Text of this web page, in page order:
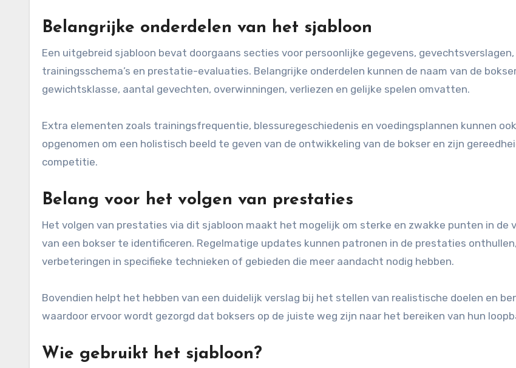
Belangrijke onderdelen van het sjabloon
Een uitgebreid sjabloon bevat doorgaans secties voor persoonlijke gegevens, gevechtsverslagen,
trainingsschema’s en prestatie-evaluaties. Belangrijke onderdelen kunnen de naam van de
gewichtsklasse, aantal gevechten, overwinningen, verliezen en gelijke spelen omvatten.
Extra elementen zoals trainingsfrequentie, blessuregeschiedenis en voedingsplannen kunnen
opgenomen om een holistisch beeld te geven van de ontwikkeling van de bokser en zijn
competitie.
Belang voor het volgen van prestaties
Het volgen van prestaties via dit sjabloon maakt het mogelijk om sterke en zwakke punten in de
van een bokser te identificeren. Regelmatige updates kunnen patronen in de prestaties
verbeteringen in specifieke technieken of gebieden die meer aandacht nodig hebben.
Bovendien helpt het hebben van een duidelijk verslag bij het stellen van realistische doelen en
waardoor ervoor wordt gezorgd dat boksers op de juiste weg zijn naar het bereiken van hun
Wie gebruikt het sjabloon?